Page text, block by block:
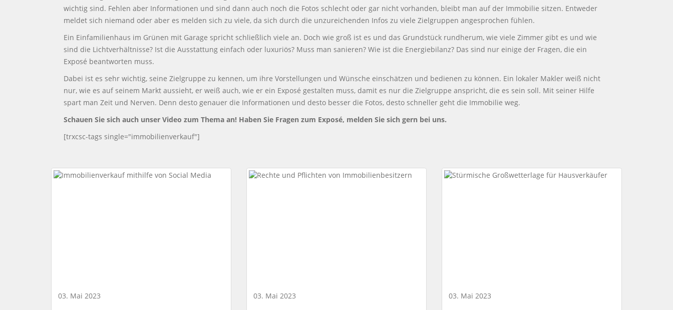
wichtig sind. Fehlen aber Informationen und sind dann auch noch die Fotos schlecht oder gar nicht vorhanden, bleibt man auf der Immobilie sitzen. Entweder
meldet sich niemand oder aber es melden sich zu viele, da sich durch die unzureichenden Infos zu viele Zielgruppen angesprochen fühlen.
Ein Einfamilienhaus im Grünen mit Garage spricht schließlich viele an. Doch wie groß ist es und das Grundstück rundherum, wie viele Zimmer gibt es und wie
sind die Lichtverhältnisse? Ist die Ausstattung einfach oder luxuriös? Muss man sanieren? Wie ist die Energiebilanz? Das sind nur einige der Fragen, die ein
Exposé beantworten muss.
Dabei ist es sehr wichtig, seine Zielgruppe zu kennen, um ihre Vorstellungen und Wünsche einschätzen und bedienen zu können. Ein lokaler Makler weiß nicht
nur, wie es auf seinem Markt aussieht, er weiß auch, wie er ein Exposé gestalten muss, damit es nur die Zielgruppe anspricht, die es sein soll. Mit seiner Hilfe
spart man Zeit und Nerven. Denn desto genauer die Informationen und desto besser die Fotos, desto schneller geht die Immobilie weg.
Schauen Sie sich auch unser Video zum Thema an! Haben Sie Fragen zum Exposé, melden Sie sich gern bei uns.
[trxcsc-tags single="immobilienverkauf"]
03. Mai 2023 03. Mai 2023 03. Mai 2023